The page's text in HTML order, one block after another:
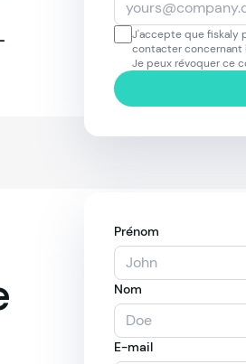
J'accepte que fiskaly
contacter concernant
Je peux révoquer ce
Prénom
Nom
E-mail